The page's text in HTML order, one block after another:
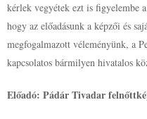
kérlek vegyétek ezt is figyelembe
hogy az előadásunk a képzői és
megfogalmazott véleményünk, a
kapcsolatos bármilyen hivatalos
Előadó: Pádár Tivadar